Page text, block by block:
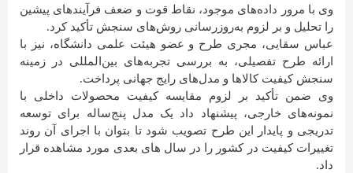
وی با مرور داده‌های موجود، نقاط قوت و ضعف فرآیندهای پیشین
را تحلیل و بر لزوم به‌روزرسانی روش‌های سنجش تأکید کرد.
عباس سقایی، مجری طرح و عضو هیئت علمی دانشگاه، نیز با
ارائه طرح تفصیلی، به بررسی تجربه‌های بین‌المللی در زمینه
سنجش کیفیت کالاها و مدل‌های رایج جهانی پرداخت.
وی ضمن تأکید بر لزوم مقایسه کیفیت محصولات داخلی با
نمونه‌های خارجی، پیشنهاد داد یک مدل پنج‌ساله برای توسعه
تدریجی و پایدار این طرح تصویب شود تا بتوان با اجرای آن روند
تغییرات کیفیت در کشور را در سال های بعدی مورد مشاهده قرار
داد.